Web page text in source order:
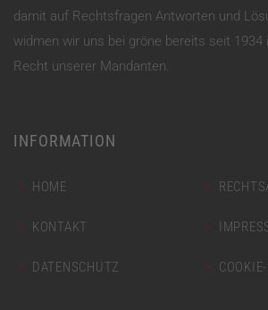
damit auf Rechtsfragen Antworten und
widmen wir uns bei gröne bereits seit 1934
Recht unserer Mandanten.
INFORMATION
HOME
KONTAKT
DATENSCHUTZ